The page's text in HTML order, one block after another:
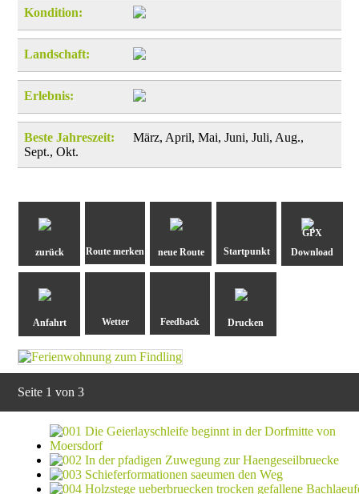
Kondition:
Landschaft:
Erlebnis:
Beste Jahreszeit:
März, April, Mai, Juni, Juli, Aug.,
Sept., Okt.
zurück neue Route
GPX
Download
Anfahrt Drucken
Seite 1 von 3